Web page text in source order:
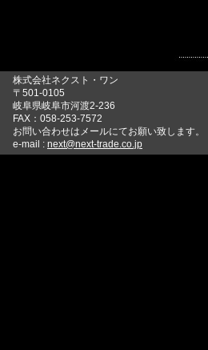
株式会社ネクスト・ワン
〒501-0105
岐阜県岐阜市河渡2-236
FAX：058-253-7572
お問い合わせはメールにてお願い致します。
e-mail : next@next-trade.co.jp